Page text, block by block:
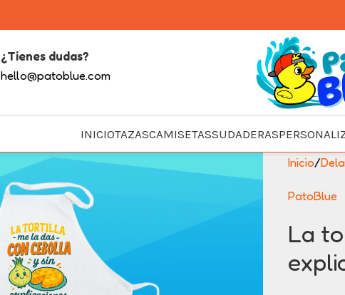
¿Tienes dudas?
hello@patoblue.com
INICIOTAZASCAMISETASSUDADERAS
Inicio
PatoBlue
La